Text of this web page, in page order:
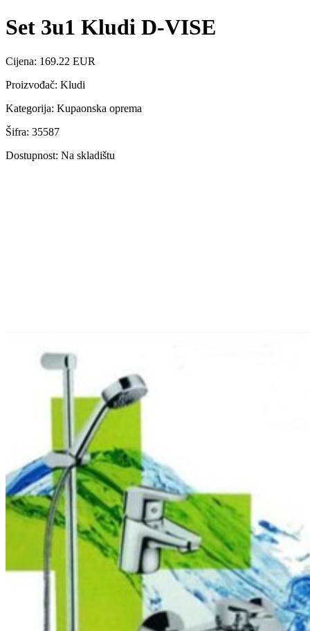
Set 3u1 Kludi D-VISE
Cijena: 169.22 EUR
Proizvođač: Kludi
Kategorija: Kupaonska oprema
Šifra: 35587
Dostupnost: Na skladištu